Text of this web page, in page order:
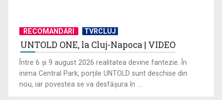
„Spune-mi”, piesa Monicăi Anghel – a patra cea mai votată
în concursul ...
RECOMANDARI TVRCLUJ
UNTOLD ONE, la Cluj-Napoca | VIDEO
Între 6 și 9 august 2026 realitatea devine fantezie. În
inima Central Park, porțile UNTOLD sunt deschise din
nou, iar povestea se va desfășura în ...